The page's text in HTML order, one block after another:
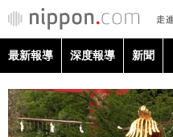
最新報導 深度報導 新聞